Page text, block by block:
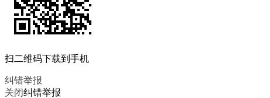
扫二维码下载到手机
纠错举报
关闭纠错举报